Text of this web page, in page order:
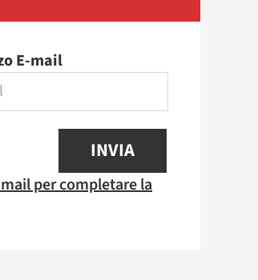
E-mail
INVIA
per completare la